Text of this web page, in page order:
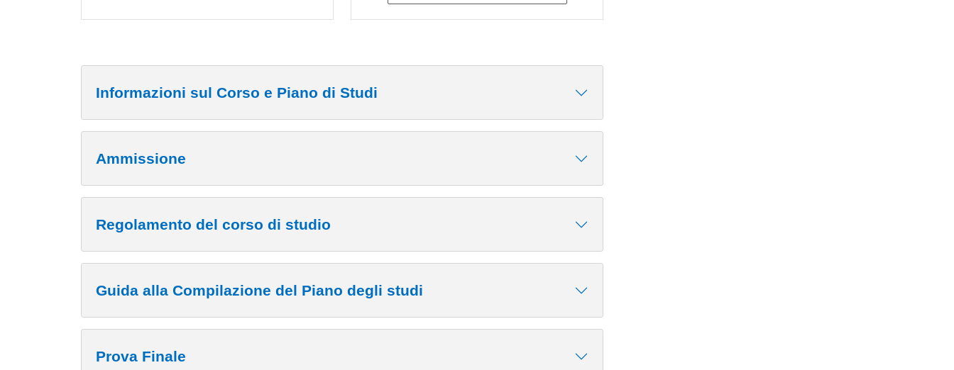
Informazioni sul Corso e Piano di Studi
Ammissione
Regolamento del corso di studio
Guida alla Compilazione del Piano degli studi
Prova Finale